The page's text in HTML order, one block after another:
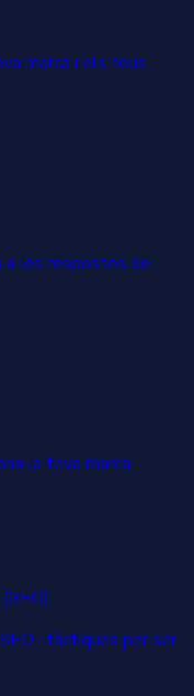
marca i els teus
les respostes de
la teva marca.
i tàctiques per ser